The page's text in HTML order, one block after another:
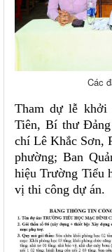
Các
Tham dự lễ khởi
Tiên, Bí thư
chí Lê Khắc Sơn,
phường; Ban
hiệu Trường Tiểu
vị thi công dự án.